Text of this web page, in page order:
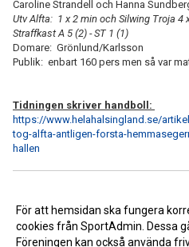
Caroline Strandell och Hanna
Utv Alfta: 1 x 2 min och Silwing Troja 4
Straffkast A 5 (2) - ST 1 (1)
Domare: Grönlund/Karlsson
Publik: enbart 160 pers men så var
Tidningen skriver handboll:
https://www.helahalsingland.se/
tog-alfta-antligen-forsta-
hallen
<< Tillbaka
För att hemsidan ska fungera
cookies från SportAdmin. Dessa
Föreningen kan också använda